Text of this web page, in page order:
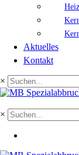
Aktuelles
Kontakt
×
×